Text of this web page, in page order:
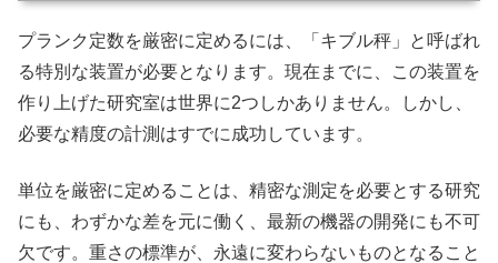
プランク定数を厳密に定めるには、「キブル秤」と呼ばれ
る特別な装置が必要となります。現在までに、この装置を
作り上げた研究室は世界に2つしかありません。しかし、
必要な精度の計測はすでに成功しています。
単位を厳密に定めることは、精密な測定を必要とする研究
にも、わずかな差を元に働く、最新の機器の開発にも不可
欠です。重さの標準が、永遠に変わらないものとなること